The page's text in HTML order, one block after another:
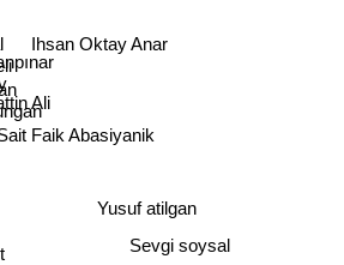
Faik Abasiyanik
Yusuf atilgan
Ihsan Oktay Anar
Sevgi soysal
Ali